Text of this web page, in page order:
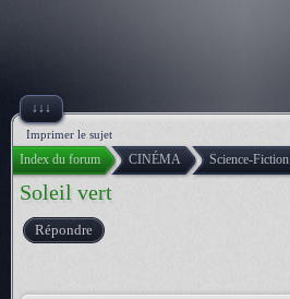
↓↓↓
Imprimer le sujet
Index du forum CINÉMA Science-Fiction
Soleil vert
Répondre